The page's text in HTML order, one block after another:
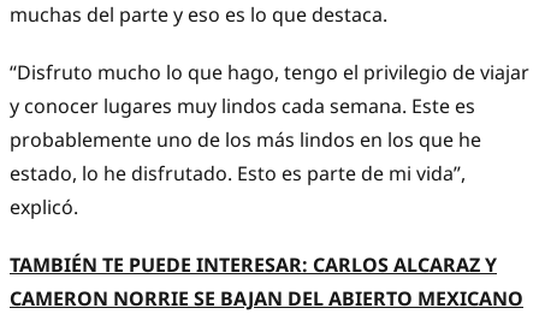
muchas del parte y eso es lo que destaca.
“Disfruto mucho lo que hago, tengo el privilegio de viajar
y conocer lugares muy lindos cada semana. Este es
probablemente uno de los más lindos en los que he
estado, lo he disfrutado. Esto es parte de mi vida”,
explicó.
TAMBIÉN TE PUEDE INTERESAR: CARLOS ALCARAZ Y
CAMERON NORRIE SE BAJAN DEL ABIERTO MEXICANO